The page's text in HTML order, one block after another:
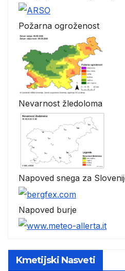
Požarna ogroženost
Nevarnost žledoloma
Napoved snega za
Napoved burje
Kmetijski Nasveti